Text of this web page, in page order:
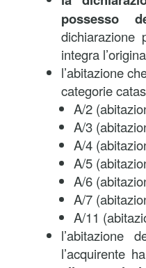
possesso
dichiarazione
integra
l’abitazione
categorie
A/2
A/3
A/4
A/5
A/6
A/7
A/11
l’abitazione
l’acquirente